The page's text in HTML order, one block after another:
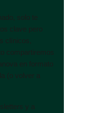
solo te
clave pero
clínicos,
compartiremos
en formato
(o volver a
y a